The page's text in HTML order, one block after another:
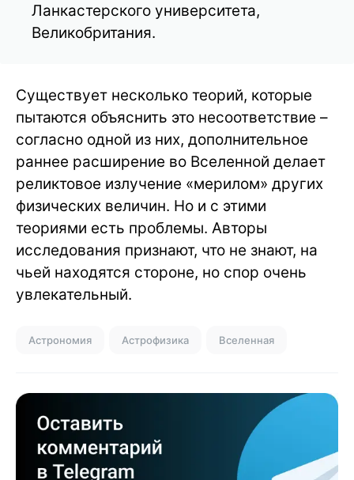
Ланкастерского университета,
Великобритания.
Существует несколько теорий, которые
пытаются объяснить это несоответствие –
согласно одной из них, дополнительное
раннее расширение во Вселенной делает
реликтовое излучение «мерилом» других
физических величин. Но и с этими
теориями есть проблемы. Авторы
исследования признают, что не знают, на
чьей находятся стороне, но спор очень
увлекательный.
Астрономия Астрофизика Вселенная